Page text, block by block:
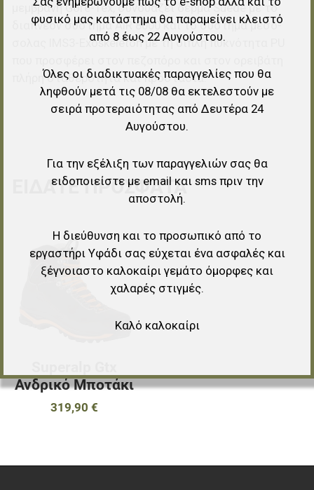
μεμβράνη Gore-Tex, συνδυάζει δέρμα Suede με το
διαπνέον σύστημα AIR 8000 και το σύστημα μεσό-
σολας IMS3-Exoskeleton με τη διπλή πυκνότητα PU
πλήρη σταθερότητα και προστασία.
ΕΊΔΑΤΕ ΠΡΌΣΦΑΤΑ
Προσθήκη στα αγαπημένα
Προσθήκη για σύγκριση
Γρήγορη ματιά
Ανδρικό Μποτάκι
319,90 €
φυσικό μας κατάστημα θα παραμείνει κλειστό
από 8 έως 22 Αυγούστου.
Όλες οι διαδικτυακές παραγγελίες που θα
ληφθούν μετά τις 08/08 θα εκτελεστούν με
σειρά προτεραιότητας από Δευτέρα 24
Αυγούστου.
Για την εξέλιξη των παραγγελιών σας θα
ειδοποιείστε με email και sms πριν την
αποστολή.
Η διεύθυνση και το προσωπικό από το
εργαστήρι Υφάδι σας εύχεται ένα ασφαλές και
ξέγνοιαστο καλοκαίρι γεμάτο όμορφες και
χαλαρές στιγμές.
Καλό καλοκαίρι